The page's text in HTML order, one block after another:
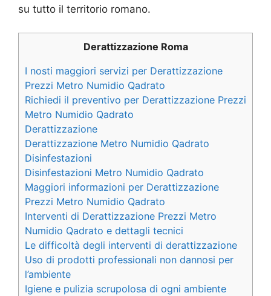
su tutto il territorio romano.
Derattizzazione Roma
I nosti maggiori servizi per Derattizzazione
Prezzi Metro Numidio Qadrato
Richiedi il preventivo per Derattizzazione Prezzi
Metro Numidio Qadrato
Derattizzazione
Derattizzazione Metro Numidio Qadrato
Disinfestazioni
Disinfestazioni Metro Numidio Qadrato
Maggiori informazioni per Derattizzazione
Prezzi Metro Numidio Qadrato
Interventi di Derattizzazione Prezzi Metro
Numidio Qadrato e dettagli tecnici
Le difficoltà degli interventi di derattizzazione
Uso di prodotti professionali non dannosi per
l’ambiente
Igiene e pulizia scrupolosa di ogni ambiente